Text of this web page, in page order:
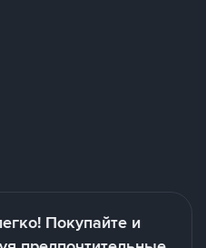
Покупайте и